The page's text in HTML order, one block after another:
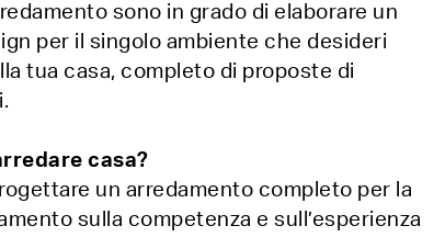
sono in grado di elaborare un
per il singolo ambiente che desideri
tua casa, completo di proposte di
casa?
un arredamento completo per la
sulla competenza e sull’esperienza